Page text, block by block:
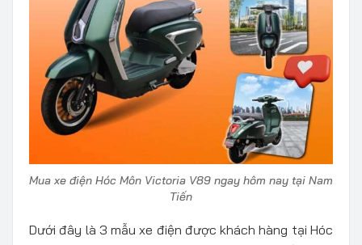
Mua xe điện Hóc Môn Victoria V89 ngay hôm nay tại Nam
Tiến
Dưới đây là 3 mẫu xe điện được khách hàng tại Hóc